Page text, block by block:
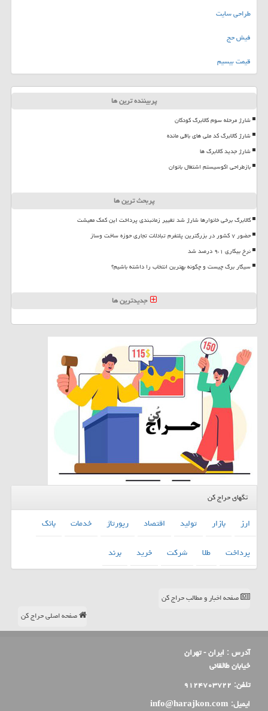
طراحی سایت
فیش حج
قیمت بیسیم
پربیننده ترین ها
شارژ مرحله سوم کالابرگ کودکان
شارژ کالابرگ کد ملی های باقی مانده
شارژ جدید کالابرگ ها
بازطراحی اکوسیستم اشتغال بانوان
پربحث ترین ها
کالابرگ برخی خانوارها شارژ شد تغییر زمانبندی پرداخت این کمک معیشت
حضور ۷ کشور در بزرگترین پلتفرم تبادلات تجاری حوزه ساخت وساز
نرخ بیکاری ۹،۱ درصد شد
سیگار برگ چیست و چگونه بهترین انتخاب را داشته باشیم؟
جدیدترین ها
تگهای حراج کن
ارز بازار تولید اقتصاد رپورتاژ خدمات
بانك
پرداخت
طلا شركت خرید برند
صفحه اخبار و مطالب حراج کن
صفحه اصلی حراج کن
آدرس : ایران - تهران
خیابان طالقانی
تلفن: ۹۱۲۴۷۰۳۷۲۲
ایمیل: info@harajkon.com